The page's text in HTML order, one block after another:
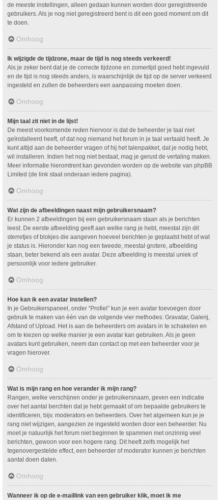
de meeste instellingen, alleen gedaan kunnen worden door geregistreerde
gebruikers. Als je nog niet geregistreerd bent is dit een goed moment om dit
te doen.
Omhoog
Ik wijzigde de tijdzone, maar de tijd is nog steeds verkeerd!
Als je zeker bent dat je de correcte tijdzone en zomertijd goed hebt ingevuld
en de tijd is nog steeds anders, is waarschijnlijk de tijd op de server verkeerd
ingesteld en zullen de beheerders een aanpassing moeten doen.
Omhoog
Mijn taal zit niet in de lijst!
De meest voorkomende reden hiervoor is dat de beheerder je taal niet
geïnstalleerd heeft, of dat nog niemand het forum in je taal vertaald heeft. Je
kunt altijd aan de beheerder vragen of hij het talenpakket, dat je nodig hebt,
wil installeren. Indien het nog niet bestaat, mag je gerust de vertaling maken.
Meer informatie hieromtrent kan gevonden worden op de website van phpBB
Limited (de link staat onderaan iedere pagina).
Omhoog
Wat zijn de afbeeldingen naast mijn gebruikersnaam?
Er kunnen 2 afbeeldingen bij een gebruikersnaam staan als je berichten
leest. De eerste afbeelding geeft aan welke rang je hebt, meestal zijn dit
sterretjes of blokjes die aangeven hoeveel berichten je geplaatst hebt of wat
je status is. Hieronder kan nog een tweede, meestal grotere, afbeelding
staan, beter bekend als een avatar. Deze afbeelding is meestal uniek of
persoonlijk voor iedere gebruiker.
Omhoog
Hoe kan ik een avatar instellen?
In je Gebruikerspaneel, onder “Profiel” kun je een avatar toevoegen door
gebruik te maken van één van de volgende vier methodes: Gravatar, Galerij,
Afstand of Upload. Het is aan de beheerders om avatars in te schakelen en
om te kiezen op welke manier je een avatar kan gebruiken. Als je geen
avatars kunt gebruiken, neem dan contact op met een beheerder voor je
vragen hierover.
Omhoog
Wat is mijn rang en hoe verander ik mijn rang?
Rangen, welke verschijnen onder je gebruikersnaam, geven een indicatie
over het aantal berchten dat je hebt gemaakt of om bepaalde gebruikers te
identificeren, bijv. moderators en beheerders. Over het algemeen kun je je
rang niet wijzigen, aangezien ze ingesteld worden door een beheerder. Nu
moet je natuurlijk het forum niet beginnen te spammen met onzinnig veel
berichten, gewoon voor een hogere rang. Dit heeft zelfs mogelijk het
tegenovergestelde effect, een beheerder of moderator kunnen je berichten
aantal doen dalen.
Omhoog
Wanneer ik op de e-maillink van een gebruiker klik, moet ik me